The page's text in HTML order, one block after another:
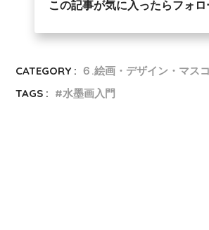
この記事が気に入ったらフォロ
CATEGORY : ６.絵画・デザイン・マス
TAGS :
水墨画入門